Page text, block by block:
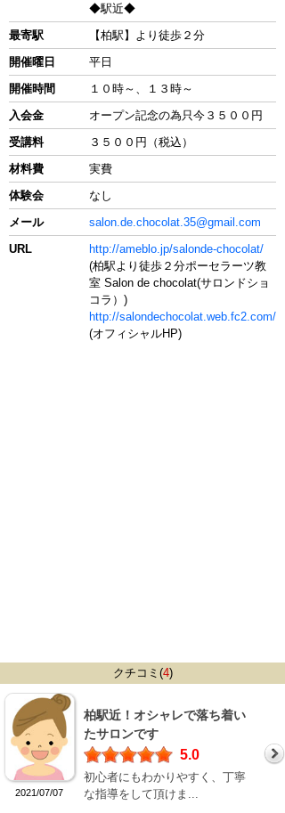
◆駅近◆
最寄駅
【柏駅】より徒歩２分
開催曜日
平日
開催時間
１０時～、１３時～
入会金
オープン記念の為只今３５００円
受講料
３５００円（税込）
材料費
実費
体験会
なし
メール
salon.de.chocolat.35@gmail.com
URL
http://ameblo.jp/salonde-chocolat/
(柏駅より徒歩２分ポーセラーツ教
室 Salon de chocolat(サロンドショ
コラ）)
http://salondechocolat.web.fc2.com/
(オフィシャルHP)
クチコミ(4)
2021/07/07
柏駅近！オシャレで落ち着い
たサロンです
5.0
初心者にもわかりやすく、丁寧
な指導をして頂けま...